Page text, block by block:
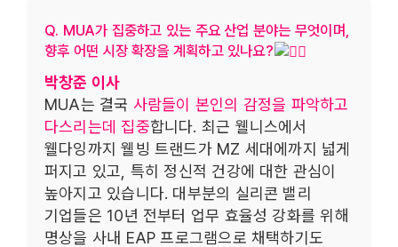
Q. MUA가 집중하고 있는 주요 산업 분야는 무엇이며,
향후 어떤 시장 확장을 계획하고 있나요?
박창준 이사
MUA는 결국 사람들이 본인의 감정을 파악하고
다스리는데 집중합니다. 최근 웰니스에서
웰다잉까지 웰빙 트랜드가 MZ 세대에까지 넓게
퍼지고 있고, 특히 정신적 건강에 대한 관심이
높아지고 있습니다. 대부분의 실리콘 밸리
기업들은 10년 전부터 업무 효율성 강화를 위해
명상을 사내 EAP 프로그램으로 채택하기도